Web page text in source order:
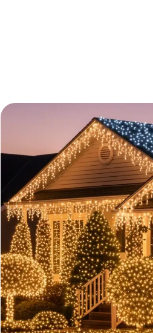
De donkere winteravonden zijn
brengt niet alleen feestelijke
veiligheid. De vraag is: welk
In deze gids ontdek je alles wat
ijspegelverlichting tot slimme
nadelen van elk type, rekenen
Van subtiele
welk type past